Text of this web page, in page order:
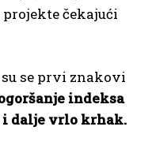
čekajući
se prvi znakovi
indeksa
i dalje vrlo krhak.